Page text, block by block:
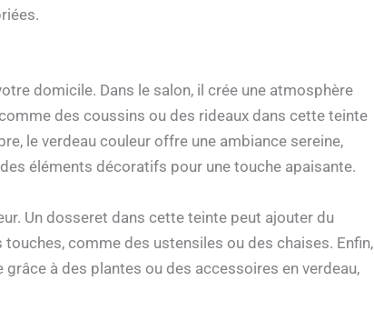
domicile. Dans le salon, il crée une atmosphère
des coussins ou des rideaux dans cette teinte
le verdeau couleur offre une ambiance sereine,
éléments décoratifs pour une touche apaisante.
Un dosseret dans cette teinte peut ajouter du
comme des ustensiles ou des chaises. Enfin,
à des plantes ou des accessoires en verdeau,